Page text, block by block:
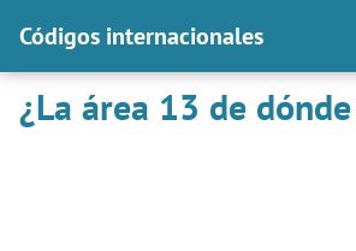
Códigos internacionales
¿La área 13 de